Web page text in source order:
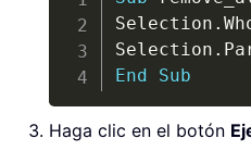
Selection .
Selection .
End
Sub
Haga clic en el botón